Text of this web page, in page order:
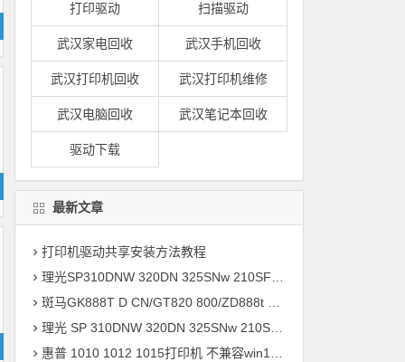
打印驱动 扫描驱动
武汉家电回收 武汉手机回收
武汉打印机回收 武汉打印机维修
武汉电脑回收 武汉笔记本回收
驱动下载
最新文章
打印机驱动共享安装方法教程
理光SP310DNW 320DN 325SNw 210SF 201SF 330SN打印机驱动安装
斑马GK888T D CN/GT820 800/ZD888t 420 421t打印机驱动软件安装
理光 SP 310DNW 320DN 325SNw 210SF 201SF 330SN打印机驱动安装
惠普 1010 1012 1015打印机 不兼容win10 win11系统 安装不上打印机